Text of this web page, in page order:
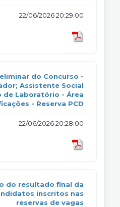
22/06/2026 20:29:00
do Concurso -
Assistente Social
de Laboratório - Área
- Reserva PCD
22/06/2026 20:28:00
do resultado final da
inscritos nas
reservas de vagas